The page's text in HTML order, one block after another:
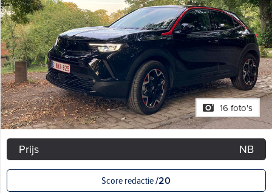
16 foto's
Prijs NB
Score redactie/20